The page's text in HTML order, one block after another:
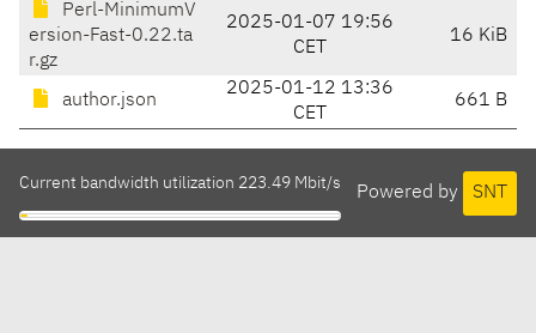
Perl-MinimumV
ersion-Fast-0.22.ta
r.gz
2025-01-07 19:56
CET
16 KiB
author.json
2025-01-12 13:36
CET
661 B
Powered by SNT
Current bandwidth utilization 223.49 Mbit/s